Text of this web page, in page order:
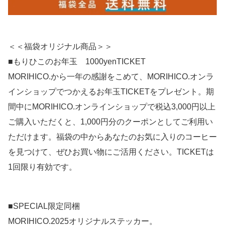
＜＜福袋オリジナル商品＞＞
■もりひこのお年玉 1000yenTICKET
MORIHICO.から一年の感謝をこめて、MORIHICO.オンラ
インショップでつかえるお年玉TICKETをプレゼント。期
間中にMORIHICO.オンラインショップで税込3,000円以上
ご購入いただくと、1,000円分のクーポンとしてご利用い
ただけます。福袋の中からあなたのお気に入りのコーヒー
を見つけて、ぜひお買い物にご活用ください。TICKETは
1回限り有効です。
■SPECIAL限定同梱
MORIHICO.2025オリジナルステッカー。